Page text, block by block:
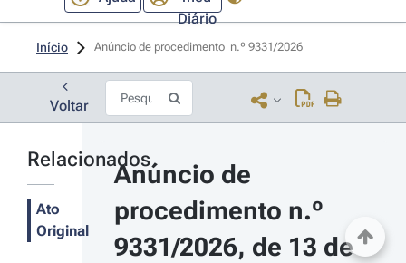
Diário
Início Anúncio de procedimento  n.º 9331/2026
Voltar
Relacionados
Ato
Original
Anúncio de
procedimento n.º
9331/2026, de 13 de